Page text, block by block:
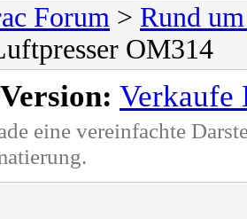
Forum > Rund
OM314
Verkaufe
eine vereinfachte